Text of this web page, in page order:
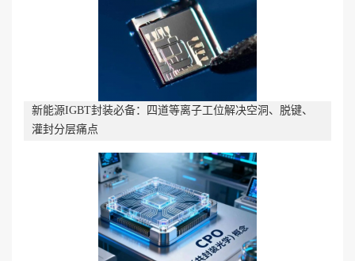
新能源IGBT封装必备：四道等离子工位解决空洞、脱键、
灌封分层痛点